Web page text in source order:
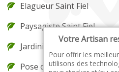
Elagueur Saint Fiel
Paysagiste Saint Fiel
Jardinier Saint Fiel
Pose de gazon en rouleau
Votre Artisan
Pour offrir les
utilisons des